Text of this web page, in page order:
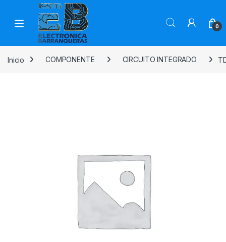
0
Inicio COMPONENTE CIRCUITO INTEGRADO